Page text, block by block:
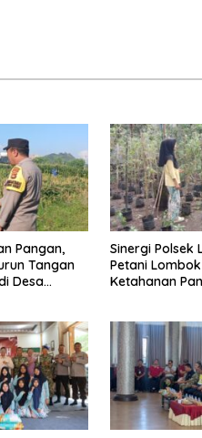
Pangan,
Tangan
Desa
Sinergi Polsek
Petani
Ketahanan